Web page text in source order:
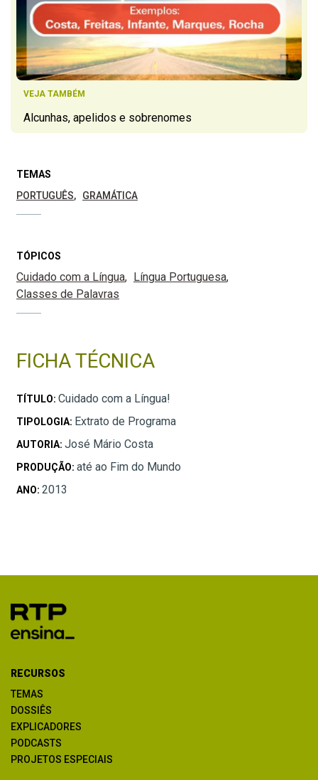
VEJA TAMBÉM
Alcunhas, apelidos e sobrenomes
TEMAS
PORTUGUÊS
GRAMÁTICA
TÓPICOS
Cuidado com a Língua
Língua Portuguesa
Classes de Palavras
FICHA TÉCNICA
TÍTULO: Cuidado com a Língua!
TIPOLOGIA: Extrato de Programa
AUTORIA: José Mário Costa
PRODUÇÃO: até ao Fim do Mundo
ANO: 2013
RECURSOS
TEMAS
DOSSIÊS
EXPLICADORES
PODCASTS
PROJETOS ESPECIAIS